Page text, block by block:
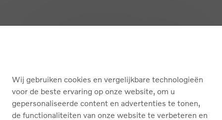
DIENSTEN
OVER ONS
Wij gebruiken cookies en vergelijkbare technologieën
voor de beste ervaring op onze website, om u
gepersonaliseerde content en advertenties te tonen,
de functionaliteiten van onze website te verbeteren en